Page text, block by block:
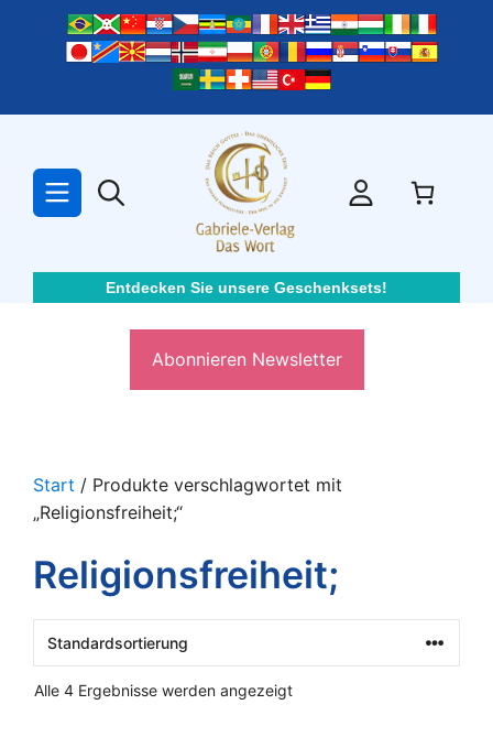
springen
Entdecken Sie unsere Geschenksets!
Abonnieren Newsletter
Start / Produkte verschlagwortet mit
„Religionsfreiheit;“
Religionsfreiheit;
Alle 4 Ergebnisse werden angezeigt